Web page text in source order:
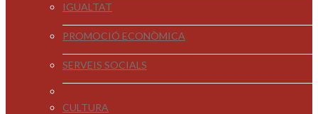
IGUALTAT
PROMOCIÓ ECONÒMICA
SERVEIS SOCIALS
CULTURA